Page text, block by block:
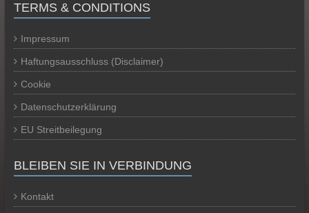
TERMS & CONDITIONS
Impressum
Haftungsausschluss (Disclaimer)
Cookie
Datenschutzerklärung
EU Streitbeilegung
BLEIBEN SIE IN VERBINDUNG
Kontakt